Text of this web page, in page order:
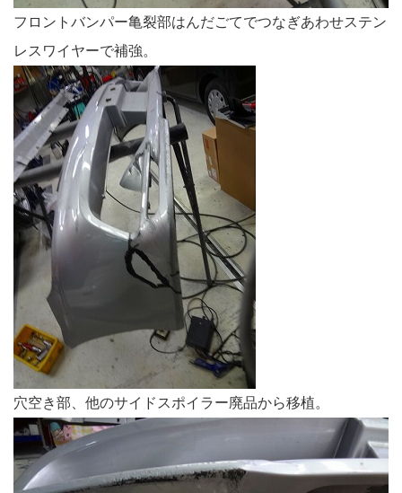
フロントバンパー亀裂部はんだごてでつなぎあわせステン
レスワイヤーで補強。
穴空き部、他のサイドスポイラー廃品から移植。